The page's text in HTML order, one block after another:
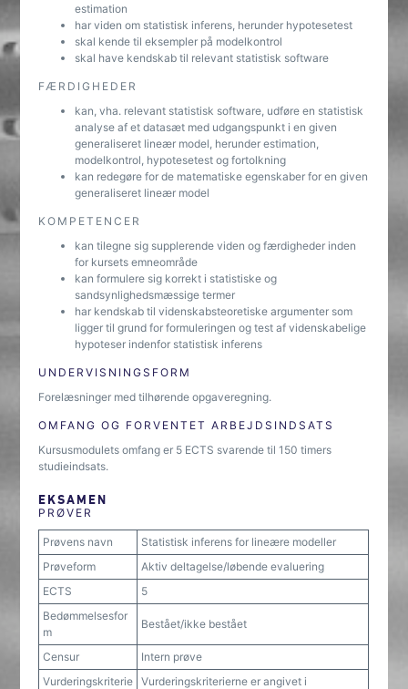
estimation
har viden om statistisk inferens, herunder hypotesetest
skal kende til eksempler på modelkontrol
skal have kendskab til relevant statistisk software
FÆRDIGHEDER
kan, vha. relevant statistisk software, udføre en statistisk
analyse af et datasæt med udgangspunkt i en given
generaliseret lineær model, herunder estimation,
modelkontrol, hypotesetest og fortolkning
kan redegøre for de matematiske egenskaber for en given
generaliseret lineær model
KOMPETENCER
kan tilegne sig supplerende viden og færdigheder inden
for kursets emneområde
kan formulere sig korrekt i statistiske og
sandsynlighedsmæssige termer
har kendskab til videnskabsteoretiske argumenter som
ligger til grund for formuleringen og test af videnskabelige
hypoteser indenfor statistisk inferens
UNDERVISNINGSFORM
Forelæsninger med tilhørende opgaveregning.
OMFANG OG FORVENTET ARBEJDSINDSATS
Kursusmodulets omfang er 5 ECTS svarende til 150 timers
studieindsats.
EKSAMEN
PRØVER
Prøvens navn
Statistisk inferens for lineære modeller
Prøveform
Aktiv deltagelse/løbende evaluering
ECTS
5
Bedømmelsesfor
m
Bestået/ikke bestået
Censur
Intern prøve
Vurderingskriterie
Vurderingskriterierne er angivet i